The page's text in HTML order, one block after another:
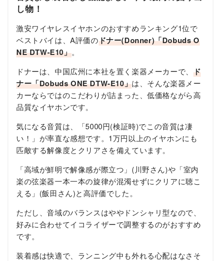
し物！
激安ワイヤレスイヤホンのおすすめランキング1位で
ベストバイは、A評価のドナー(Donner)「Dobuds O
NE DTW-E10」。
ドナーは、中国広州に本社を置く楽器メーカーで、 ド
ナー「Dobuds ONE DTW-E10」は、そんな楽器メー
カーならではのこだわりが詰まった、低価格ながら高
品質なイヤホンです。
気になる音質は、「5000円(検証時)でこの音質は凄
い！」が率直な感想です。1万円以上のイヤホンにも
匹敵する解像度とクリアさを備えています。
「高域が鮮明で解像感が際立つ」(川野さん)や「室内
楽の弦楽器一本一本の旋律が混濁せずにクリアに聴こ
える」(飯田さん)と高評価でした。
ただし、音域のバランスはややドンシャリ型なので、
好みに合わせてイコライザーで調整するのがおすすめ
です。
装着感は快適で、ランニング中も外れる心配はなさそ